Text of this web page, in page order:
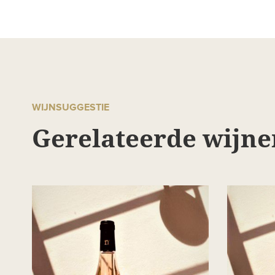
WIJNSUGGESTIE
Gerelateerde